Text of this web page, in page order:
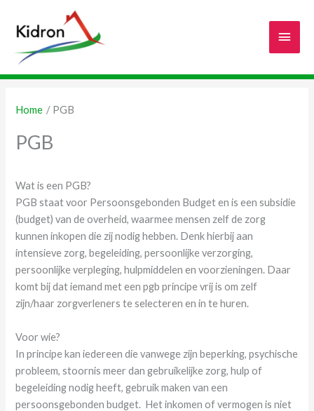
naar
inhoud
Home PGB
PGB
Wat is een PGB?
PGB staat voor Persoonsgebonden Budget en is een subsidie
(budget) van de overheid, waarmee mensen zelf de zorg
kunnen inkopen die zij nodig hebben. Denk hierbij aan
intensieve zorg, begeleiding, persoonlijke verzorging,
persoonlijke verpleging, hulpmiddelen en voorzieningen. Daar
komt bij dat iemand met een pgb principe vrij is om zelf
zijn/haar zorgverleners te selecteren en in te huren.
Voor wie?
In principe kan iedereen die vanwege zijn beperking, psychische
probleem, stoornis meer dan gebruikelijke zorg, hulp of
begeleiding nodig heeft, gebruik maken van een
persoonsgebonden budget. Het inkomen of vermogen is niet